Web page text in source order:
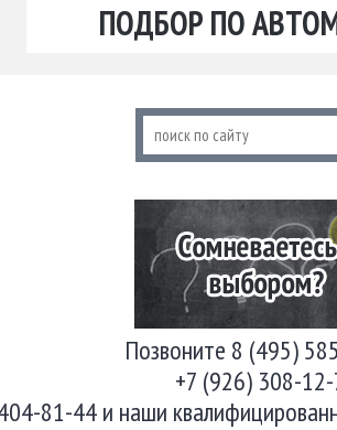
ПОДБОР ПО
Позвоните 8 (495)
+7 (926) 308-
81-44 и наши